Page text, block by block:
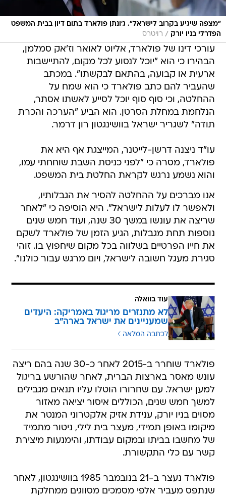
"מצפה שיגיע בקרוב לישראל". ג'ונתן פולארד בתום דיון בבית המשפט
הפדרלי בניו יורק / רויטרס
עורכי דינו של פולארד, אליוט לאואר וז'אק סמלמן,
הבהירו כי הוא "יוכל לנסוע לכל מקום, להתיישבות
ארעית או קבועה, בהתאם לבקשתו". במכתב
שהעביר להם כתב פולארד כי הוא שמח על
ההחלטה, וכי סוף סוף יוכל לסייע לאשתו אסתר,
הנלחמת במחלת הסרטן. הוא הביע "הערכה והכרת
תודה" לשגריר ישראל בוושינגטון רון דרמר.
עו"ד ניצנה דרשן-לייטנר, המייצגת אף היא את
פולארד, מסרה כי "לפני כניסת השבת שוחחתי עמו,
והוא נשמע נרגש לקראת החלטת בית המשפט.
אנו מברכים על ההחלטה להסיר את הגבלותיו,
ולאפשר לו לעלות לישראל". היא הוסיפה כי "לאחר
שריצה את עונשו במשך 30 שנה, ועוד חמש שנים
נוספות תחת מגבלות, הגיע הזמן של פולארד לשקם
את חייו הפרטיים בשלווה בכל מקום שיחפוץ בו. זוהי
סגירת מעגל חשובה לישראל, ויום מרגש עבור כולנו".
עוד בוואלה
לא מתנזרים מריגול באמריקה: היעדים
שמעניינים את ישראל בארה"ב
לכתבה המלאה
פולארד שוחרר ב-2015 לאחר כ-30 שנה בהם ריצה
עונש מאסר בארצות הברית, לאחר שהורשע בריגול
למען ישראל. עם שחרורו הוטלו עליו תנאים מגבילים
למשך חמש שנים, הכוללים איסור יציאה מאזור
מסוים בניו יורק, ענידת אזיק אלקטרוני המנטר את
מיקומו באופן תמידי, מעצר בית לילי, ניטור מתמיד
של מחשבו בביתו ובמקום עבודתו, והימנעות מיצירת
קשר עם כלי התקשורת.
פולארד נעצר ב-21 בנובמבר 1985 בוושינגטון, לאחר
שנתפס מעביר אלפי מסמכים מסווגים ממחלקת